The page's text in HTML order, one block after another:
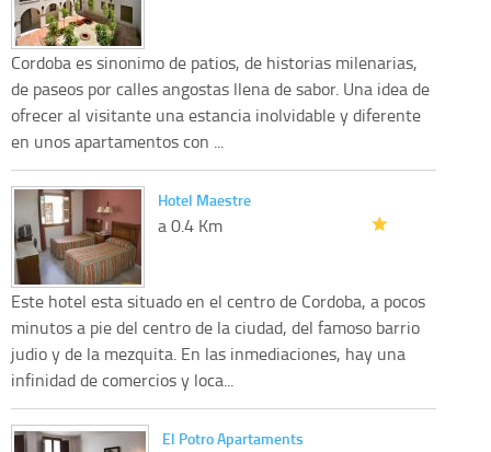
Cordoba es sinonimo de patios, de historias milenarias,
de paseos por calles angostas llena de sabor. Una idea de
ofrecer al visitante una estancia inolvidable y diferente
en unos apartamentos con ...
Hotel Maestre
a 0.4 Km
Este hotel esta situado en el centro de Cordoba, a pocos
minutos a pie del centro de la ciudad, del famoso barrio
judio y de la mezquita. En las inmediaciones, hay una
infinidad de comercios y loca...
El Potro Apartaments